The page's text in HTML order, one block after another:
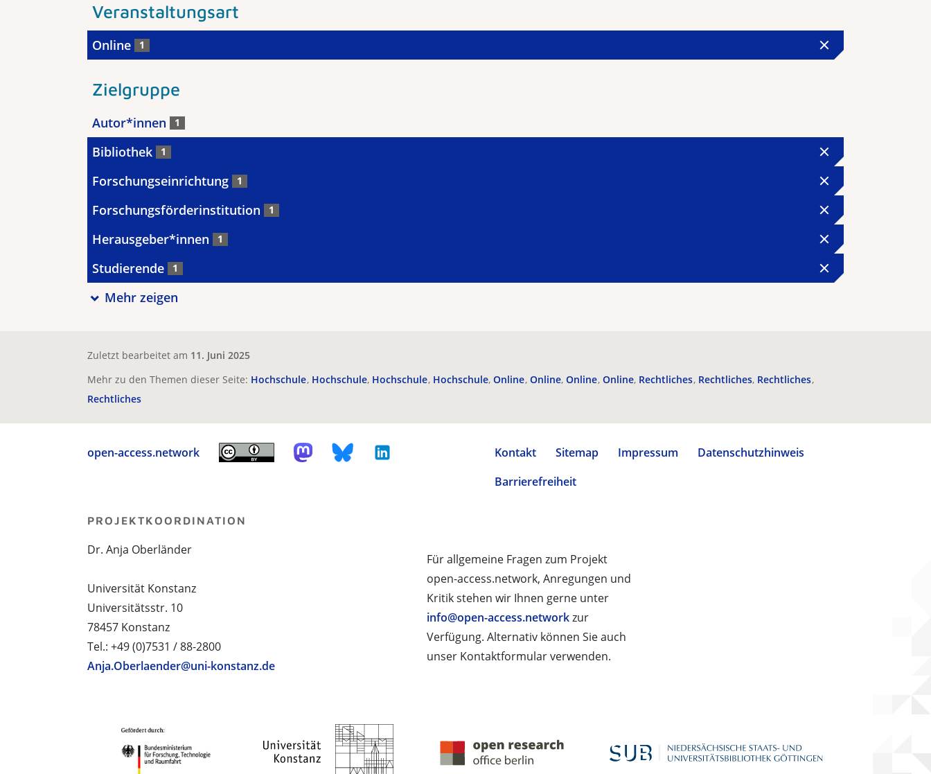
Veranstaltungsart
Online 1
Zielgruppe
Autor*innen 1
Bibliothek 1
Forschungseinrichtung 1
Forschungsförderinstitution 1
Herausgeber*innen 1
Studierende 1
Mehr zeigen
Zuletzt bearbeitet am 11. Juni 2025
Mehr zu den Themen dieser Seite: Hochschule Hochschule Hochschule Hochschule Online Online Online Online Rechtliches Rechtliches Rechtliches
Rechtliches
open-access.network Kontakt Sitemap Impressum
Datenschutzhinweis
Barrierefreiheit
Für allgemeine Fragen zum Projekt
open-access.network, Anregungen und
Kritik stehen wir Ihnen gerne unter
info@open-access.networkzur
Verfügung. Alternativ können Sie auch
unser Kontaktformular verwenden.
PROJEKTKOORDINATION
Dr. Anja Oberländer
Universität Konstanz
Universitätsstr. 10
78457 Konstanz
Tel.: +49 (0)7531 / 88-2800
Anja.Oberlaender@uni-konstanz.de